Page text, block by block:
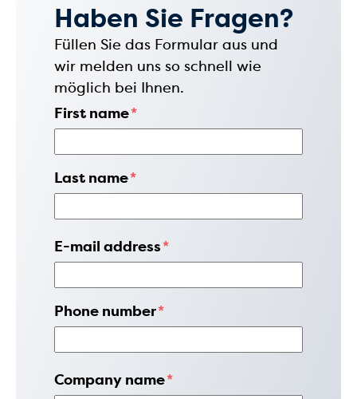
Haben Sie Fragen?
Füllen Sie das Formular aus und
wir melden uns so schnell wie
möglich bei Ihnen.
First name*
Last name*
E-mail address*
Phone number*
Company name*